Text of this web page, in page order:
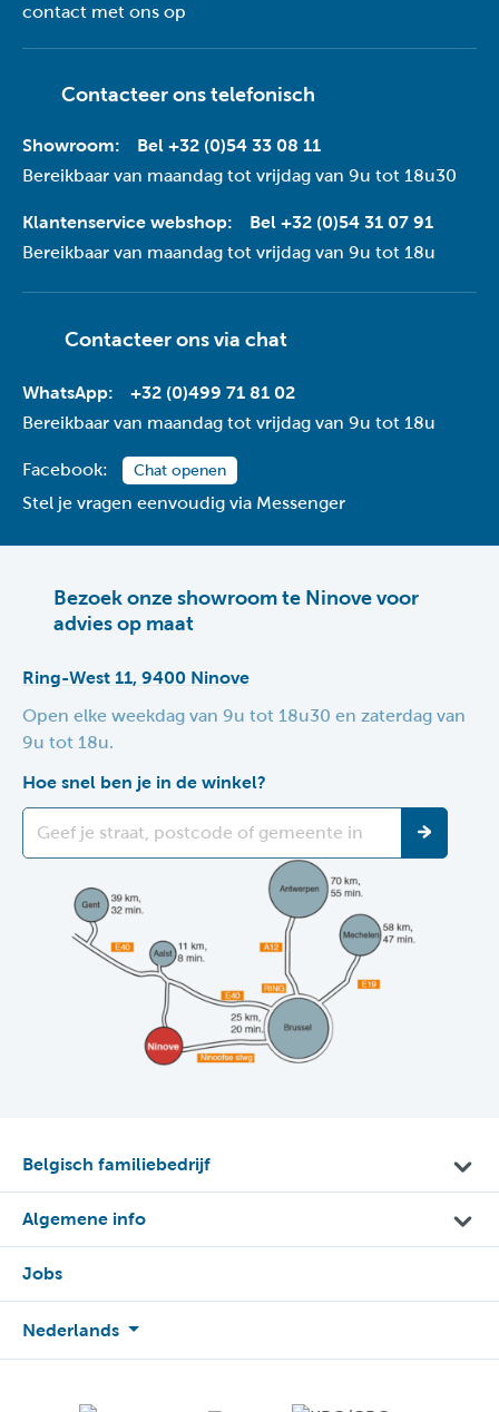
contact met ons op
Contacteer ons telefonisch
Showroom:
Bel +32 (0)54 33 08 11
Bereikbaar van maandag tot vrijdag van 9u tot 18u30
Klantenservice webshop:
Bel +32 (0)54 31 07 91
Bereikbaar van maandag tot vrijdag van 9u tot 18u
Contacteer ons via chat
WhatsApp:
+32 (0)499 71 81 02
Bereikbaar van maandag tot vrijdag van 9u tot 18u
Facebook: Chat openen
Stel je vragen eenvoudig via Messenger
Bezoek onze showroom te Ninove voor
advies op maat
Ring-West 11, 9400 Ninove
Open elke weekdag van 9u tot 18u30 en zaterdag van
9u tot 18u.
Hoe snel ben je in de winkel?
Belgisch familiebedrijf
Algemene info
Jobs
Nederlands